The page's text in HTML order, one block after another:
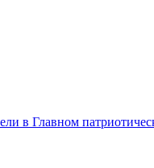
в Главном